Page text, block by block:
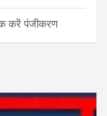
करें पंजीकरण